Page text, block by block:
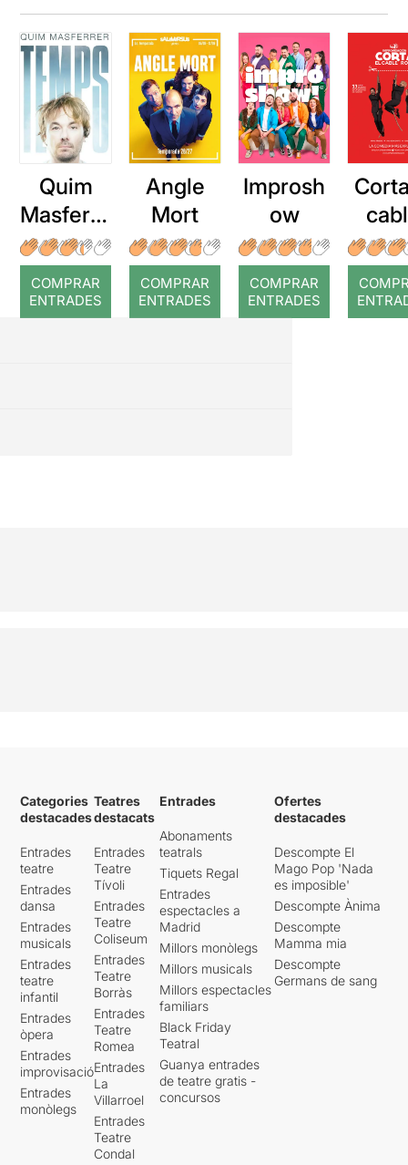
Quim
Masferre
r: Temps
COMPRAR
ENTRADES
Angle
Mort
COMPRAR
ENTRADES
Improsh
ow
COMPRAR
ENTRADES
Categories
destacades
Entrades
teatre
Entrades
dansa
Entrades
musicals
Entrades
teatre
infantil
Entrades
òpera
Entrades
improvisació
Entrades
monòlegs
Teatres
destacats
Entrades
Teatre
Tívoli
Entrades
Teatre
Coliseum
Entrades
Teatre
Borràs
Entrades
Teatre
Romea
Entrades
La
Villarroel
Entrades
Teatre
Condal
Entrades
Abonaments
teatrals
Tiquets Regal
Entrades
espectacles a
Madrid
Millors monòlegs
Millors musicals
Millors espectacles
familiars
Black Friday
Teatral
Guanya entrades
de teatre gratis -
concursos
Ofertes
destacades
Descompte El
Mago Pop 'Nada
es imposible'
Descompte Ànima
Descompte
Mamma mia
Descompte
Germans de sang